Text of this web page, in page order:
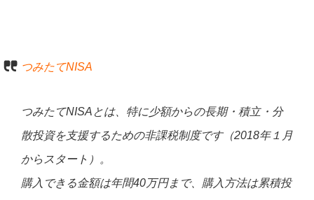
つみたてNISA
つみたてNISAとは、特に少額からの長期・積立・分
散投資を支援するための非課税制度です（2018年１月
からスタート）。
購入できる金額は年間40万円まで、購入方法は累積投